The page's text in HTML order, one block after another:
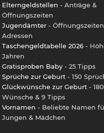
Elterngeldstellen - Anträge &
Öffnungszeiten
Jugendämter -
Adressen
Taschengeldtabelle 2026 -
Jahren
Gratisproben Baby - 25 Tipps
Sprüche zur Geburt - 150
Glückwünsche zur Geburt - 180
Wünsche & 9 Tipps
Vornamen - Beliebte Namen
Jungen & Mädchen